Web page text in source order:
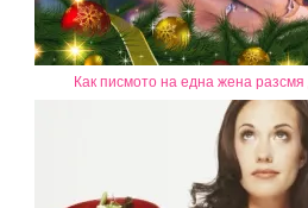
Как писмото на една жена